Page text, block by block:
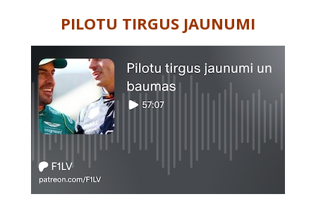
PILOTU TIRGUS JAUNUMI